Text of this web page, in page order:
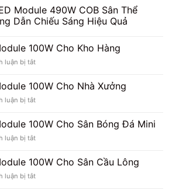
Driver
Đèn
Pha
Có
Không?
Module 490W COB Sân Thể
Dẫn Chiếu Sáng Hiệu Quả
100W Cho Kho Hàng
luận bị tắtở
Pha
Module
100W
Kho
100W Cho Nhà Xưởng
luận bị tắtở
Pha
Module
100W
Nhà
100W Cho Sân Bóng Đá Mini
luận bị tắtở
Pha
Module
100W
100W Cho Sân Cầu Lông
luận bị tắtở